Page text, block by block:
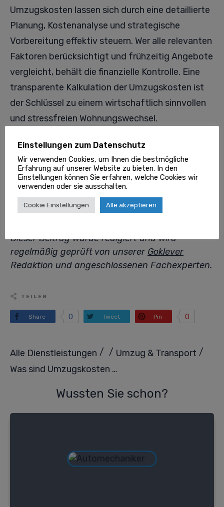
Umzugskosten lassen sich durch eine detaillierte
Planung, Kostenanalyse und strategische
Vorbereitung effektiv steuern. Wer alle relevanten
Faktoren berücksichtigt und frühzeitig Angebote
vergleicht, behält die finanzielle Kontrolle. Eine
transparente Kalkulation der Umzugskosten ist
der Schlüssel zu einem wirtschaftlich sinnvollen
und stressfreien Wohnungswechsel.
LETZTER BEITRAG
NÄCHSTER BEITRAG
Umzug & Transport
Dieser Beitrag wurde redigiert und wird
regelmäßig geprüft von unserer Goklever
Redaktion und angeschlossenen Fachexperten.
TEILEN
Share 0 Tweet Pin 0
Alle Dienstleistungen / / Umzug & Transport /
Was sind Umzugskosten und wie setzen sie sich zusammen?
Wussten Sie schon?
Einstellungen zum Datenschutz
Wir verwenden Cookies, um Ihnen die bestmögliche
Erfahrung auf unserer Website zu bieten. In den
Einstellungen können Sie erfahren, welche Cookies wir
verwenden oder sie ausschalten.
Cookie Einstellungen Alle akzeptieren